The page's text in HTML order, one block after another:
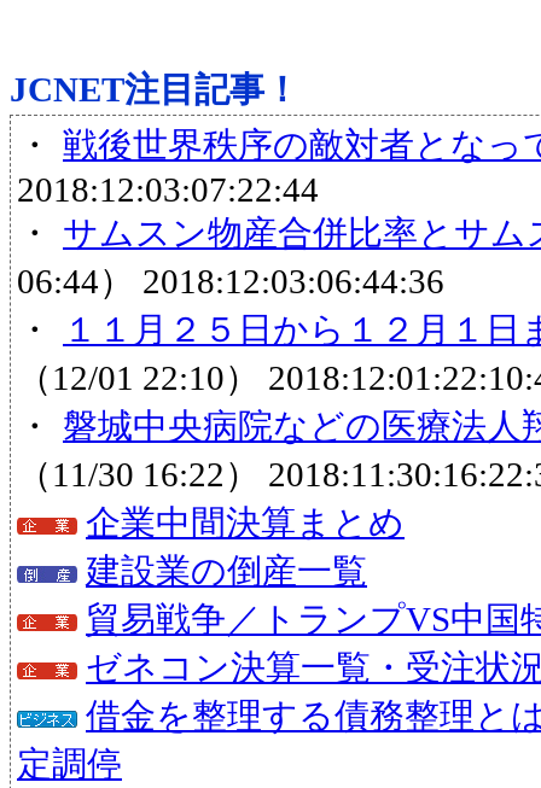
JCNET注目記事！
・ 戦後世界秩序の敵対者となっ
2018:12:03:07:22:44
・ サムスン物産合併比率とサ
06:44） 2018:12:03:06:44:36
・
１１月２５日から１２月１
（12/01 22:10）
・ 磐城中央病院などの医療法
（11/30 16:22）
企業中間決算まとめ
建設業の倒産一覧
貿易戦争／トランプVS中国
ゼネコン決算一覧・受注状
借金を整理する債務整理と
定調停